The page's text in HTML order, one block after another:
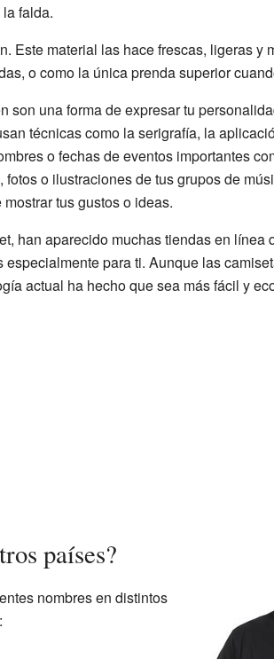
falda.
Este material las hace frescas, ligeras y
o como la única prenda superior
son una forma de expresar tu
técnicas como la serigrafía, la
o fechas de eventos importantes
o ilustraciones de tus grupos de
tus gustos o ideas.
han aparecido muchas tiendas en línea
para ti. Aunque las
actual ha hecho que sea más fácil y
países?
nombres en distintos